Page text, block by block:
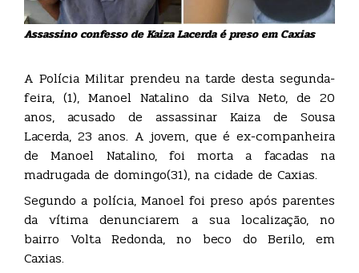
Assassino confesso de Kaiza Lacerda é preso em Caxias
A Polícia Militar prendeu na tarde desta segunda-
feira, (1), Manoel Natalino da Silva Neto, de 20
anos, acusado de assassinar Kaiza de Sousa
Lacerda, 23 anos. A jovem, que é ex-companheira
de Manoel Natalino, foi morta a facadas na
madrugada de domingo(31), na cidade de Caxias.
Segundo a polícia, Manoel foi preso após parentes
da vítima denunciarem a sua localização, no
bairro Volta Redonda, no beco do Berilo, em
Caxias.